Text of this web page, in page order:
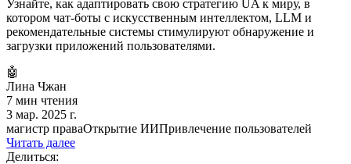
Узнайте, как адаптировать свою стратегию UA к миру, в
котором чат-боты с искусственным интеллектом, LLM и
рекомендательные системы стимулируют обнаружение и
загрузки приложений пользователями.
🤖
Лина Чжан
7 мин чтения
3 мар. 2025 г.
магистр праваОткрытие ИИПривлечение пользователей
Читать далее
Делиться: